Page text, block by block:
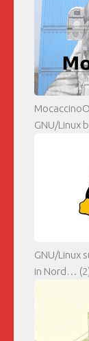
GNU/Linux
GNU/Linux
in Nord…